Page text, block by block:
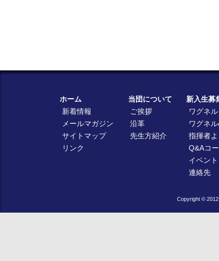
ホーム
新着情報
メールマガジン
サイトマップ
リンク
当団について
ご挨拶
沿革
先生方紹介
新入生募
ワグネ
ワグネ
指揮者
Q&Aコ
イベン
連絡先
Copyright ©